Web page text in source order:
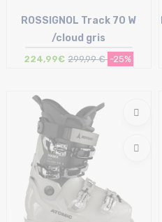
25/25.5 cm | 26/26.5 cm
ROSSIGNOL Track 70 W
/cloud gris
224,99€ 299,99 € -25%